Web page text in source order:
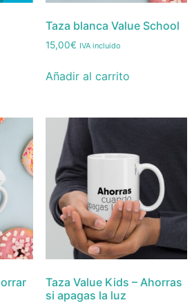
Taza blanca Value School
15,00€ IVA incluido
Añadir al carrito
Taza Value Kids – Ahorras
si apagas la luz